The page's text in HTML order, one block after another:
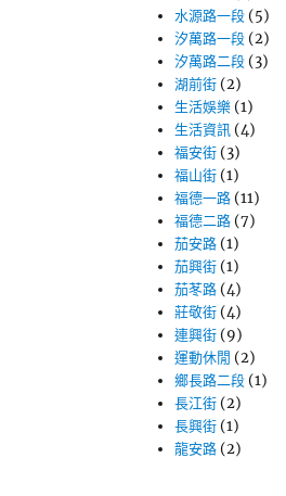
水源路一段 (5)
汐萬路一段 (2)
汐萬路二段 (3)
湖前街 (2)
生活娛樂 (1)
生活資訊 (4)
福安街 (3)
福山街 (1)
福德一路 (11)
福德二路 (7)
茄安路 (1)
茄興街 (1)
茄苳路 (4)
莊敬街 (4)
連興街 (9)
運動休閒 (2)
鄉長路二段 (1)
長江街 (2)
長興街 (1)
龍安路 (2)